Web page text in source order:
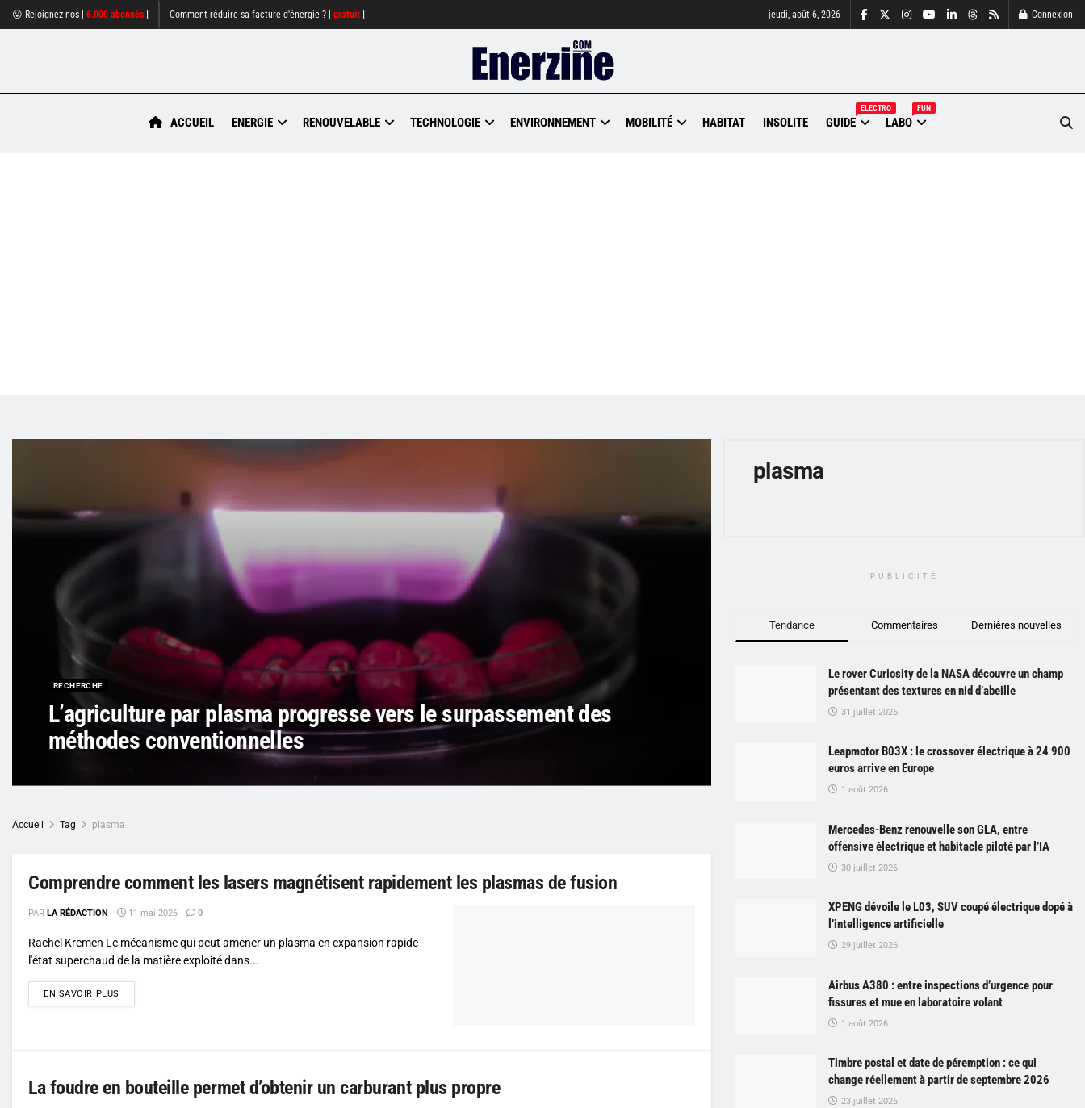
😮 Rejoignez nos [ 6.000 abonnés Comment réduire sa facture d'énergie ? [ gratuit jeudi, août 6, 2026 Connexion
ACCUEIL ENERGIE RENOUVELABLE TECHNOLOGIE ENVIRONNEMENT MOBILITÉ HABITAT INSOLITE GUIDE
ELECTRO
LABO
FUN
RECHERCHE
L’agriculture par plasma progresse vers le surpassement des
méthodes conventionnelles
Accueil Tag plasma
Comprendre comment les lasers magnétisent rapidement les plasmas de fusion
PAR LA RÉDACTION 11 mai 2026 0
Rachel Kremen Le mécanisme qui peut amener un plasma en expansion rapide -
l'état superchaud de la matière exploité dans...
EN SAVOIR PLUS
La foudre en bouteille permet d’obtenir un carburant plus propre
plasma
PUBLICITÉ
Tendance Commentaires Dernières nouvelles
Le rover Curiosity de la NASA découvre un champ
présentant des textures en nid d’abeille
31 juillet 2026
Leapmotor B03X : le crossover électrique à 24 900
euros arrive en Europe
1 août 2026
Mercedes-Benz renouvelle son GLA, entre
offensive électrique et habitacle piloté par l’IA
30 juillet 2026
XPENG dévoile le L03, SUV coupé électrique dopé à
l’intelligence artificielle
29 juillet 2026
Airbus A380 : entre inspections d’urgence pour
fissures et mue en laboratoire volant
1 août 2026
Timbre postal et date de péremption : ce qui
change réellement à partir de septembre 2026
23 juillet 2026